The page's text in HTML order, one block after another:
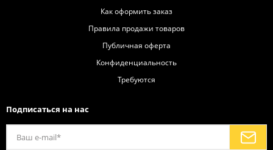
Как оформить заказ
Правила продажи товаров
Публичная оферта
Конфиденциальность
Требуются
Подписаться на нас